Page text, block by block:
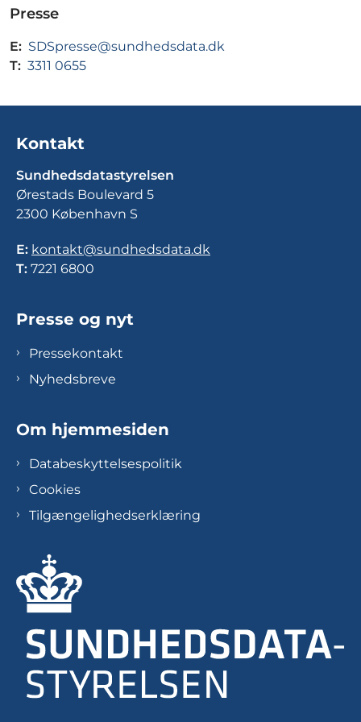
Presse
E: SDSpresse@sundhedsdata.dk
T: 3311 0655
Kontakt
Sundhedsdatastyrelsen
Ørestads Boulevard 5
2300 København S
E: kontakt@sundhedsdata.dk
T: 7221 6800
Presse og nyt
Pressekontakt
Nyhedsbreve
Om hjemmesiden
Databeskyttelsespolitik
Cookies
Tilgængelighedserklæring